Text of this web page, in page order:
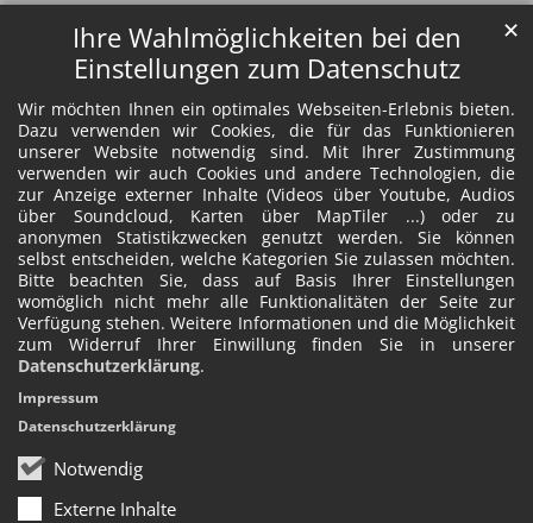
Ihre Wahlmöglichkeiten bei den
Einstellungen zum Datenschutz
Wir möchten Ihnen ein optimales Webseiten-Erlebnis bieten.
Dazu verwenden wir Cookies, die für das Funktionieren
unserer Website notwendig sind. Mit Ihrer Zustimmung
verwenden wir auch Cookies und andere Technologien, die
zur Anzeige externer Inhalte (Videos über Youtube, Audios
über Soundcloud, Karten über MapTiler ...) oder zu
anonymen Statistikzwecken genutzt werden. Sie können
selbst entscheiden, welche Kategorien Sie zulassen möchten.
Bitte beachten Sie, dass auf Basis Ihrer Einstellungen
womöglich nicht mehr alle Funktionalitäten der Seite zur
Verfügung stehen. Weitere Informationen und die Möglichkeit
zum Widerruf Ihrer Einwillung finden Sie in unserer
Datenschutzerklärung.
Notwendig
Externe Inhalte
✕
Impressum
Datenschutzerklärung